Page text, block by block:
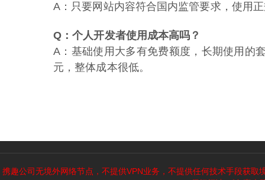
A：只要网站内容符合国内监管要求，使用
Q：个人开发者使用成本高吗？
A：基础使用大多有免费额度，长期使用的
元，整体成本很低。
携趣公司无境外网络节点，不提供VPN业务，不提供任何技术手段获